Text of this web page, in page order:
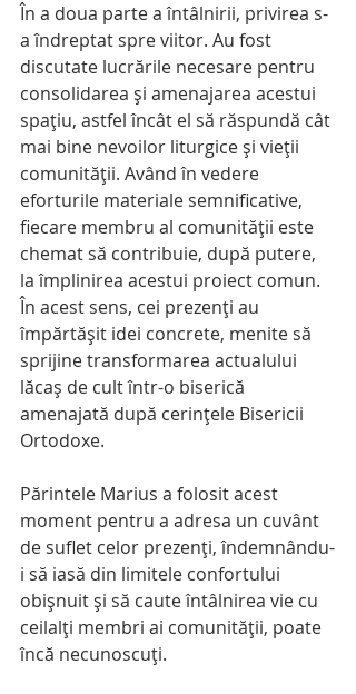
În a doua parte a întâlnirii, privirea s-
a îndreptat spre viitor. Au fost
discutate lucrările necesare pentru
consolidarea și amenajarea acestui
spațiu, astfel încât el să răspundă cât
mai bine nevoilor liturgice și vieții
comunității. Având în vedere
eforturile materiale semnificative,
fiecare membru al comunității este
chemat să contribuie, după putere,
la împlinirea acestui proiect comun.
În acest sens, cei prezenți au
împărtășit idei concrete, menite să
sprijine transformarea actualului
lăcaș de cult într-o biserică
amenajată după cerințele Bisericii
Ortodoxe.
Părintele Marius a folosit acest
moment pentru a adresa un cuvânt
de suflet celor prezenți, îndemnându-
i să iasă din limitele confortului
obișnuit și să caute întâlnirea vie cu
ceilalți membri ai comunității, poate
încă necunoscuți.